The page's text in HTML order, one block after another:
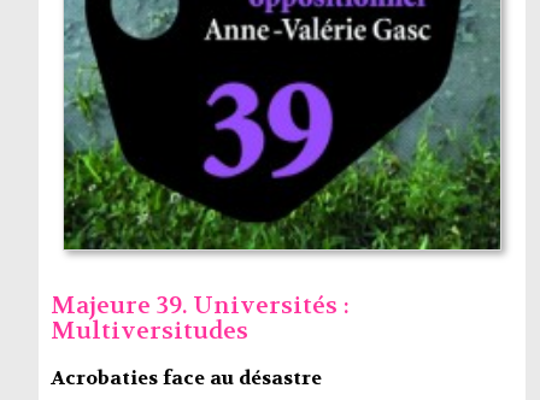
Majeure 39. Universités :
Multiversitudes
Acrobaties face au désastre